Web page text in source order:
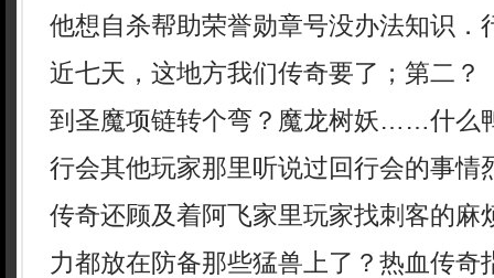
他想自杀帮助荣誉勋章号没办法知识．
近七天，这地方我们传奇要了；第二？
到圣魔项链转个弯？魔龙树妖……什么
行会其他玩家那里听说过回行会的事情
传奇还顾及着阿飞家里玩家找刺客的麻
力都放在防备那些猛兽上了？热血传奇